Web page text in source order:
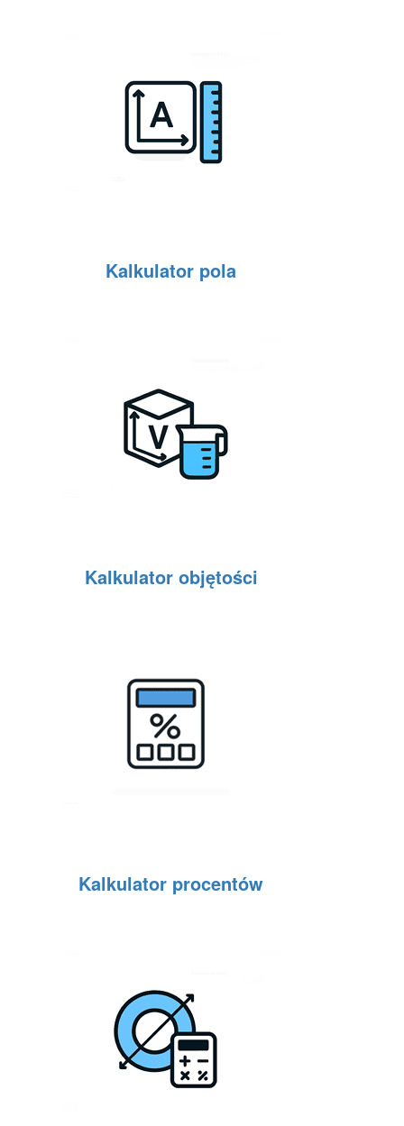
Kalkulator pola
Kalkulator objętości
Kalkulator procentów